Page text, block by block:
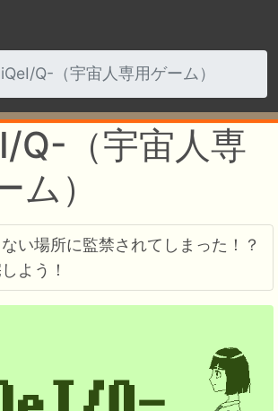
Q-（宇宙人専用ゲーム）
Q-（宇宙人専
ム）
い場所に監禁されてしまった！？
よう！